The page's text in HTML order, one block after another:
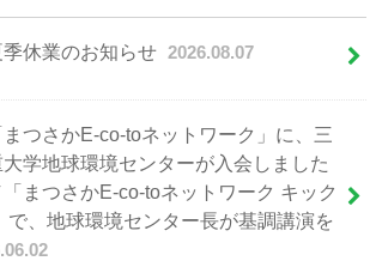
季休業のお知らせ 2026.08.07
まつさかE-co-toネットワーク」に、三
大学地球環境センターが入会しました
「まつさかE-co-toネットワーク キック
で、地球環境センター長が基調講演を